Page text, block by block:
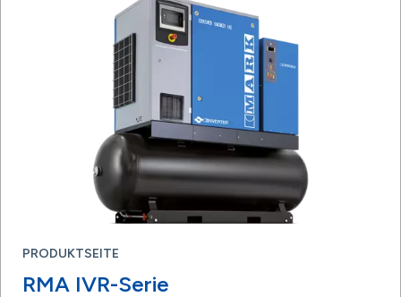
PRODUKTSEITE
RMA IVR-Serie